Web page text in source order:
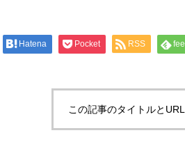
Hatena Pocket RSS
この記事のタイトルと